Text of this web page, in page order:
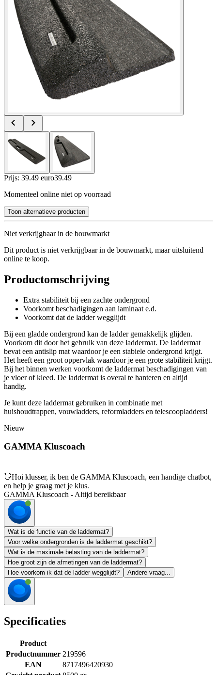
Prijs: 39.49 euro39.49
Momenteel online niet op voorraad
Toon alternatieve producten
Niet verkrijgbaar in de bouwmarkt
Dit product is niet verkrijgbaar in de bouwmarkt, maar uitsluitend
online te koop.
Productomschrijving
Extra stabiliteit bij een zachte ondergrond
Voorkomt beschadigingen aan laminaat e.d.
Voorkomt dat de ladder wegglijdt
Bij een gladde ondergrond kan de ladder gemakkelijk glijden.
Voorkom dit door het gebruik van deze laddermat. De laddermat
bevat een antislip mat waardoor je een stabiele ondergrond krijgt.
Het heeft een groot oppervlak waardoor je een grote stabiliteit krijgt.
Bij het binnen werken voorkomt de laddermat beschadigingen van
je vloer of kleed. De laddermat is overal te hanteren en altijd
handig.
Je kunt deze laddermat gebruiken in combinatie met
huishoudtrappen, vouwladders, reformladders en telescoopladders!
Nieuw
GAMMA Kluscoach
👋Hoi klusser, ik ben de GAMMA Kluscoach, een handige chatbot,
en help je graag met je klus.
GAMMA Kluscoach - Altijd bereikbaar
Wat is de functie van de laddermat?
Voor welke ondergronden is de laddermat geschikt?
Wat is de maximale belasting van de laddermat?
Hoe groot zijn de afmetingen van de laddermat?
Hoe voorkom ik dat de ladder wegglijdt?
Andere vraag...
Specificaties
Product
Productnummer 219596
EAN
8717496420930